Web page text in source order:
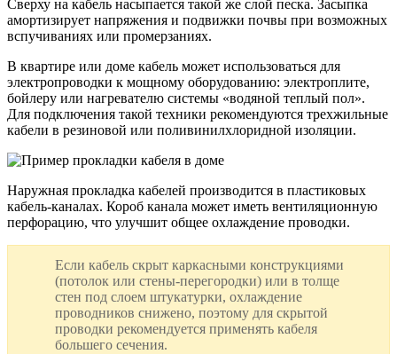
Сверху на кабель насыпается такой же слой песка. Засыпка
амортизирует напряжения и подвижки почвы при возможных
вспучиваниях или промерзаниях.
В квартире или доме кабель может использоваться для
электропроводки к мощному оборудованию: электроплите,
бойлеру или нагревателю системы «водяной теплый пол».
Для подключения такой техники рекомендуются трехжильные
кабели в резиновой или поливинилхлоридной изоляции.
Наружная прокладка кабелей производится в пластиковых
кабель-каналах. Короб канала может иметь вентиляционную
перфорацию, что улучшит общее охлаждение проводки.
Если кабель скрыт каркасными конструкциями
(потолок или стены-перегородки) или в толще
стен под слоем штукатурки, охлаждение
проводников снижено, поэтому для скрытой
проводки рекомендуется применять кабеля
большего сечения.